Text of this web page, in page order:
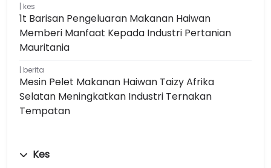
kes
1t Barisan Pengeluaran Makanan Haiwan
Memberi Manfaat Kepada Industri Pertanian
Mauritania
berita
Mesin Pelet Makanan Haiwan Taizy Afrika
Selatan Meningkatkan Industri Ternakan
Tempatan
Kes